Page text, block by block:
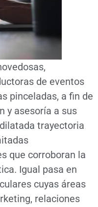
de eventos
pinceladas, a fin de
y asesoría a sus
trayectoria
que corroboran la
Igual pasa en
cuyas áreas
relaciones